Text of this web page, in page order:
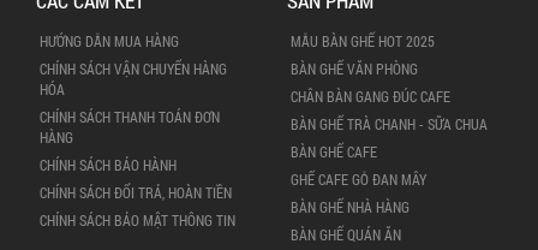
HƯỚNG DẪN MUA HÀNG
CHÍNH SÁCH VẬN CHUYỂN HÀNG
HÓA
CHÍNH SÁCH THANH TOÁN ĐƠN
HÀNG
CHÍNH SÁCH BẢO HÀNH
CHÍNH SÁCH ĐỔI TRẢ, HOÀN TIỀN
CHÍNH SÁCH BẢO MẬT THÔNG TIN
MẪU BÀN GHẾ HOT 2025
BÀN GHẾ VĂN PHÒNG
CHÂN BÀN GANG ĐÚC CAFE
BÀN GHẾ TRÀ CHANH - SỮA CHUA
BÀN GHẾ CAFE
GHẾ CAFE GỖ ĐAN MÂY
BÀN GHẾ NHÀ HÀNG
BÀN GHẾ QUÁN ĂN